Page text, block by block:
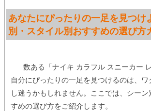
あなたにぴったりの一足を見つけ
別・スタイル別おすすめの選び方
数ある「ナイキ カラフル スニーカー
自分にぴったりの一足を見つけるのは、
し迷うかもしれません。ここでは、シー
すめの選び方をご紹介します。